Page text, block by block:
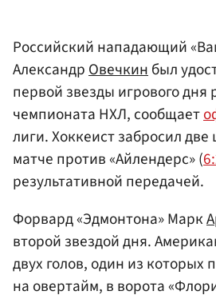
Российский нападающий
АлександрОвечкинбыл
первой звезды игрового дня
чемпионата НХЛ, сообщает
лиги. Хоккеист забросил
матче против «Айлендерс» (
результативной передачей.
Форвард «Эдмонтона» Марк
второй звездой дня.
двух голов, один из которых
на овертайм, в ворота